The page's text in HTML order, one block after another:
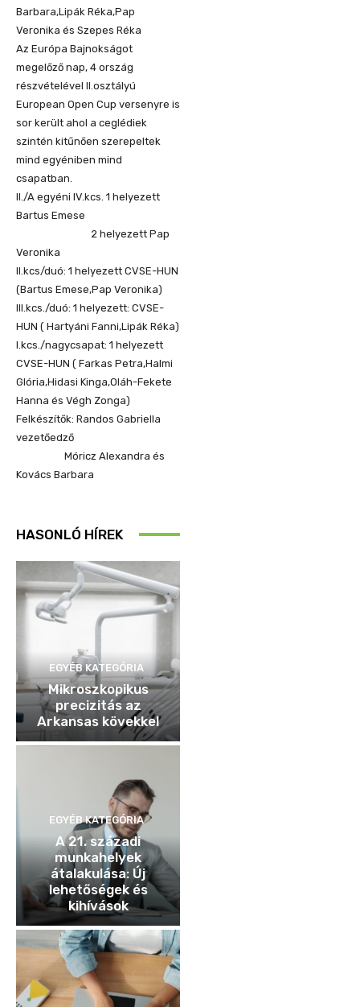
Barbara,Lipák Réka,Pap
Veronika és Szepes Réka
Az Európa Bajnokságot
megelőző nap, 4 ország
részvételével II.osztályú
European Open Cup versenyre is
sor került ahol a ceglédiek
szintén kitűnően szerepeltek
mind egyéniben mind
csapatban.
II./A egyéni IV.kcs. 1 helyezett
Bartus Emese
2 helyezett Pap
Veronika
II.kcs/duó: 1 helyezett CVSE-HUN
(Bartus Emese,Pap Veronika)
III.kcs./duó: 1 helyezett: CVSE-
HUN ( Hartyáni Fanni,Lipák Réka)
I.kcs./nagycsapat: 1 helyezett
CVSE-HUN ( Farkas Petra,Halmi
Glória,Hidasi Kinga,Oláh-Fekete
Hanna és Végh Zonga)
Felkészítők: Randos Gabriella
vezetőedző
Móricz Alexandra és
Kovács Barbara
HASONLÓ HÍREK
EGYÉB KATEGÓRIA
Mikroszkopikus
precizitás az
Arkansas kövekkel
EGYÉB KATEGÓRIA
A 21. századi
munkahelyek
átalakulása: Új
lehetőségek és
kihívások